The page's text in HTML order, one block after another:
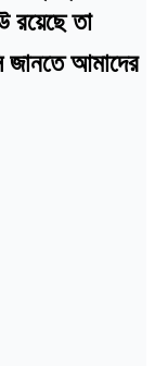
রয়েছে তা
জানতে আমাদের